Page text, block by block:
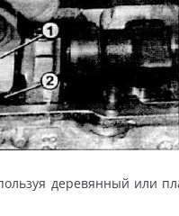
деревянный или